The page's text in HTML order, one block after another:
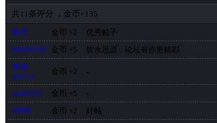
共11条评分 ， 金币+135
鱼児 金币 +2 优秀帖子
hhh010101 金币 +5 饮水思源，论坛有你更精彩
李涛
201111
金币 +2 -
xaaq1212 金币 +5 -
JDBB 金币 +2 好帖